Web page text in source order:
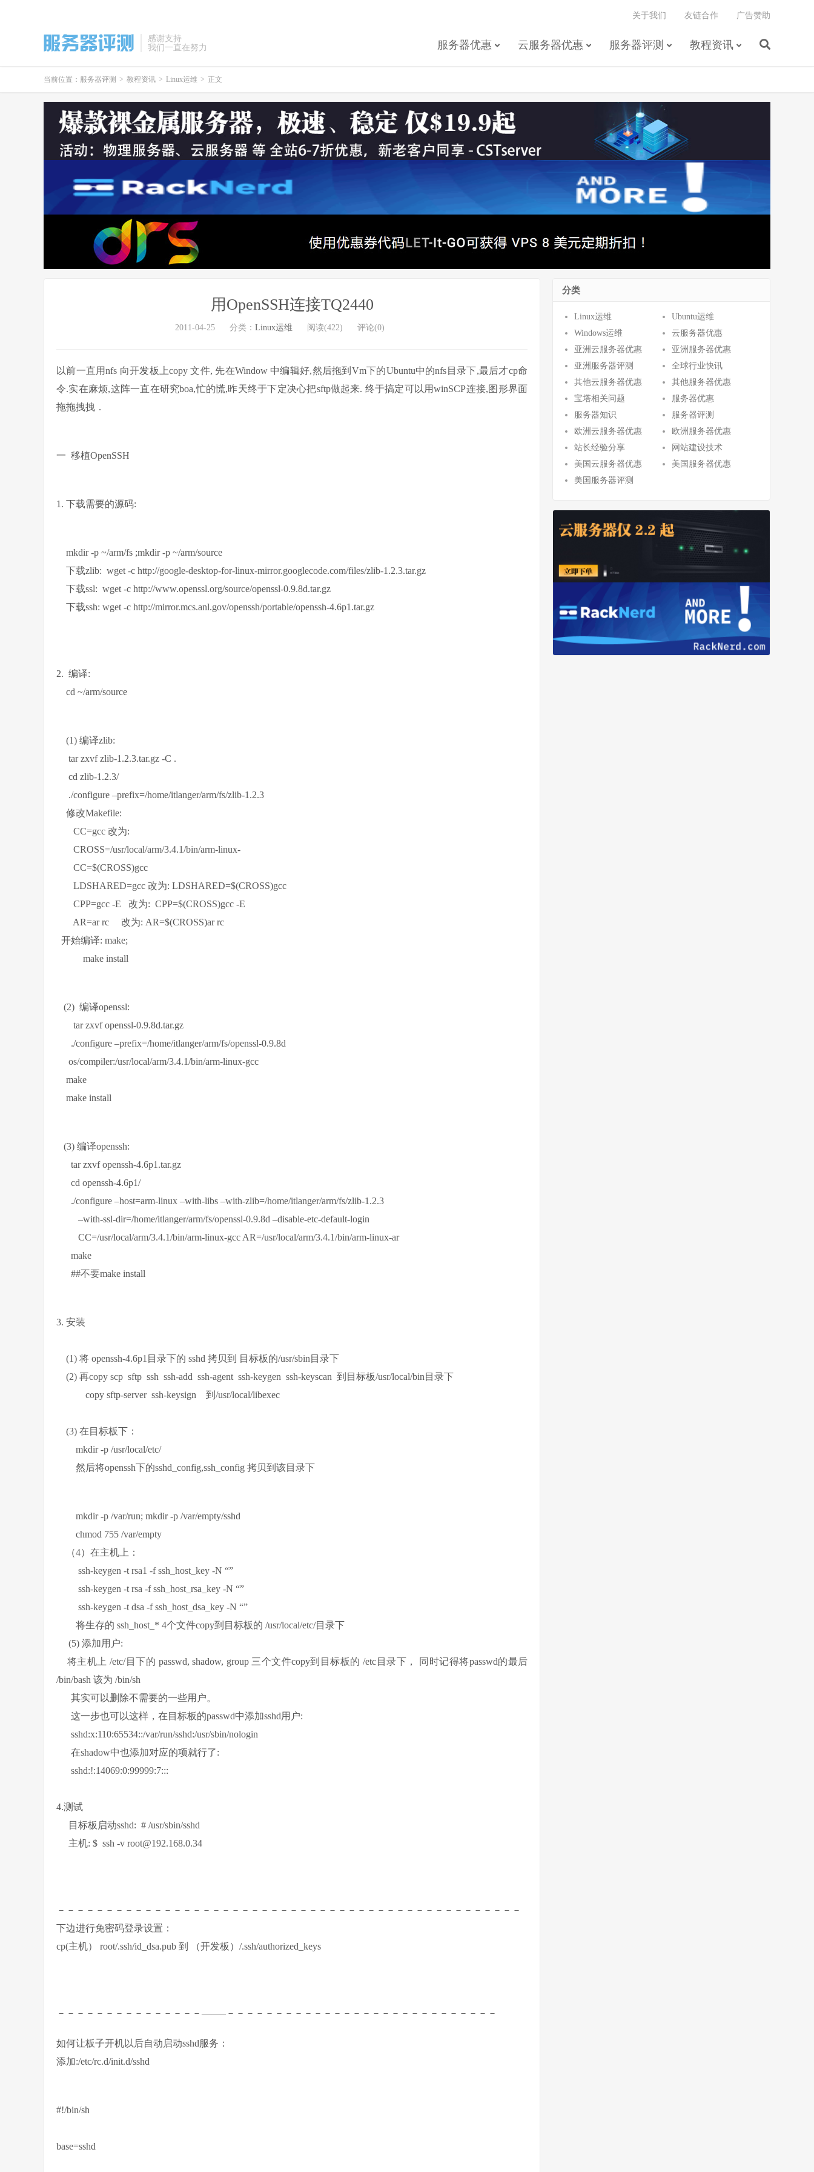
感谢支持
我们一直在努力
服务器优惠 云服务器优惠 服务器评测 教程资讯
关于我们 友链合作 广告赞助
当前位置： 服务器评测 > 教程资讯 > Linux运维 > 正文
用OpenSSH连接TQ2440
2011-04-25 分类： Linux运维 阅读(422) 评论(0)
以前一直用nfs 向开发板上copy 文件, 先在Window 中编辑好,然后拖到Vm下的Ubuntu中的nfs目录下,最后才cp命
令.实在麻烦,这阵一直在研究boa,忙的慌,昨天终于下定决心把sftp做起来. 终于搞定可以用winSCP连接,图形界面
拖拖拽拽．
一 移植OpenSSH
1. 下载需要的源码:
mkdir -p ~/arm/fs ;mkdir -p ~/arm/source
下载zlib: wget -c http://google-desktop-for-linux-mirror.googlecode.com/files/zlib-1.2.3.tar.gz
下载ssl: wget -c http://www.openssl.org/source/openssl-0.9.8d.tar.gz
下载ssh: wget -c http://mirror.mcs.anl.gov/openssh/portable/openssh-4.6p1.tar.gz
2. 编译:
cd ~/arm/source
(1) 编译zlib:
tar zxvf zlib-1.2.3.tar.gz -C .
cd zlib-1.2.3/
./configure –prefix=/home/itlanger/arm/fs/zlib-1.2.3
修改Makefile:
CC=gcc 改为:
CROSS=/usr/local/arm/3.4.1/bin/arm-linux-
CC=$(CROSS)gcc
LDSHARED=gcc 改为: LDSHARED=$(CROSS)gcc
CPP=gcc -E 改为: CPP=$(CROSS)gcc -E
AR=ar rc 改为: AR=$(CROSS)ar rc
开始编译: make;
make install
(2) 编译openssl:
tar zxvf openssl-0.9.8d.tar.gz
./configure –prefix=/home/itlanger/arm/fs/openssl-0.9.8d
os/compiler:/usr/local/arm/3.4.1/bin/arm-linux-gcc
make
make install
(3) 编译openssh:
tar zxvf openssh-4.6p1.tar.gz
cd openssh-4.6p1/
./configure –host=arm-linux –with-libs –with-zlib=/home/itlanger/arm/fs/zlib-1.2.3
–with-ssl-dir=/home/itlanger/arm/fs/openssl-0.9.8d –disable-etc-default-login
CC=/usr/local/arm/3.4.1/bin/arm-linux-gcc AR=/usr/local/arm/3.4.1/bin/arm-linux-ar
make
##不要make install
3. 安装
(1) 将 openssh-4.6p1目录下的 sshd 拷贝到 目标板的/usr/sbin目录下
(2) 再copy scp sftp ssh ssh-add ssh-agent ssh-keygen ssh-keyscan 到目标板/usr/local/bin目录下
copy sftp-server ssh-keysign 到/usr/local/libexec
(3) 在目标板下：
mkdir -p /usr/local/etc/
然后将openssh下的sshd_config,ssh_config 拷贝到该目录下
mkdir -p /var/run; mkdir -p /var/empty/sshd
chmod 755 /var/empty
（4）在主机上：
ssh-keygen -t rsa1 -f ssh_host_key -N “”
ssh-keygen -t rsa -f ssh_host_rsa_key -N “”
ssh-keygen -t dsa -f ssh_host_dsa_key -N “”
将生存的 ssh_host_* 4个文件copy到目标板的 /usr/local/etc/目录下
(5) 添加用户:
将主机上 /etc/目下的 passwd, shadow, group 三个文件copy到目标板的 /etc目录下， 同时记得将passwd的最后
/bin/bash 该为 /bin/sh
其实可以删除不需要的一些用户。
这一步也可以这样，在目标板的passwd中添加sshd用户:
sshd:x:110:65534::/var/run/sshd:/usr/sbin/nologin
在shadow中也添加对应的项就行了:
sshd:!:14069:0:99999:7:::
4.测试
目标板启动sshd: # /usr/sbin/sshd
主机: $ ssh -v root@192.168.0.34
－－－－－－－－－－－－－－－－－－－－－－－－－－－－－－－－－－－－－－－－－－－－－－－－
下边进行免密码登录设置：
cp(主机） root/.ssh/id_dsa.pub 到 （开发板）/.ssh/authorized_keys
－－－－－－－－－－－－－－－——–－－－－－－－－－－－－－－－－－－－－－－－－－－－－
如何让板子开机以后自动启动sshd服务：
添加:/etc/rc.d/init.d/sshd
#!/bin/sh
base=sshd
分类
Linux运维
Ubuntu运维
Windows运维
云服务器优惠
亚洲云服务器优惠
亚洲服务器优惠
亚洲服务器评测
全球行业快讯
其他云服务器优惠
其他服务器优惠
宝塔相关问题
服务器优惠
服务器知识
服务器评测
欧洲云服务器优惠
欧洲服务器优惠
站长经验分享
网站建设技术
美国云服务器优惠
美国服务器优惠
美国服务器评测